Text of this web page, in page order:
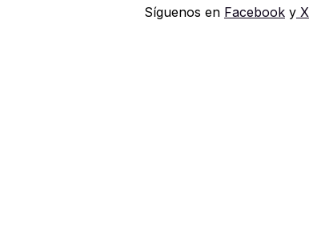
Síguenos en FacebookyX